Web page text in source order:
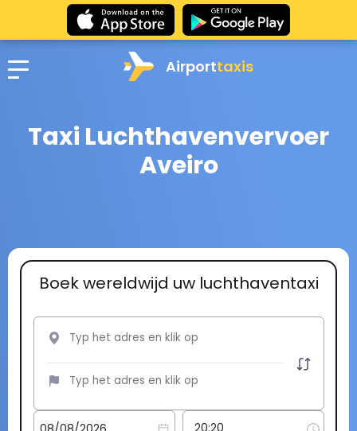
Airporttaxis
Taxi Luchthavenvervoer
Aveiro
Boek wereldwijd uw luchthaventaxi